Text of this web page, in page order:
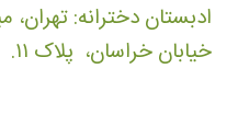
ادبستان دخترانه: تهران،
خیابان خراسان، پلاک ۱۱.